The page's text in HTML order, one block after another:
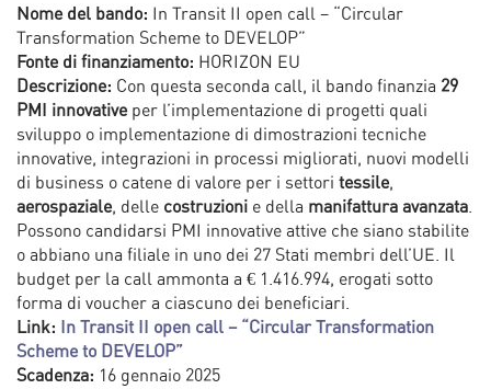
Nome del bando: In Transit II open call – “Circular
Transformation Scheme to DEVELOP”
Fonte di finanziamento: HORIZON EU
Descrizione: Con questa seconda call, il bando finanzia 29
PMI innovativeper l’implementazione di progetti quali
sviluppo o implementazione di dimostrazioni tecniche
innovative, integrazioni in processi migliorati, nuovi modelli
di business o catene di valore per i settori tessile,
aerospaziale, delle costruzioni e della manifattura avanzata
Possono candidarsi PMI innovative attive che siano stabilite
o abbiano una filiale in uno dei 27 Stati membri dell’UE. Il
budget per la call ammonta a € 1.416.994, erogati sotto
forma di voucher a ciascuno dei beneficiari.
Link: In Transit II open call – “Circular Transformation
Scheme to DEVELOP”
Scadenza: 16 gennaio 2025